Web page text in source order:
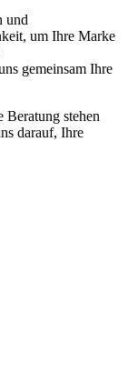
und
um Ihre Marke
gemeinsam Ihre
Beratung stehen
darauf, Ihre